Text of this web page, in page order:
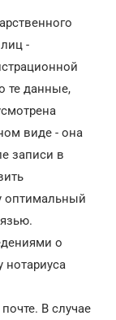
-
те данные,
виде - она
записи в
оптимальный
о
нотариуса
В случае